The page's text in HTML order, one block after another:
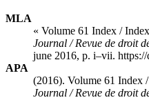
MLA
« Volume 61 Index /
Journal / Revue de droit
june 2016, p. i–vii.
APA
(2016). Volume 61 Index
Journal / Revue de droit